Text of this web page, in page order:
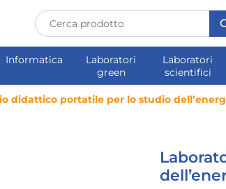
Informatica
Laboratori
green
Laboratori
scientifici
didattico portatile per lo studio